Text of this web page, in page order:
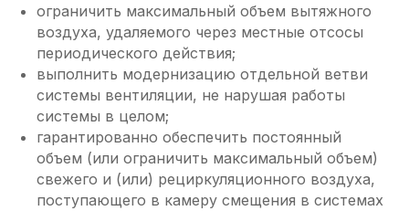
ограничить максимальный объем вытяжного
воздуха, удаляемого через местные отсосы
периодического действия;
выполнить модернизацию отдельной ветви
системы вентиляции, не нарушая работы
системы в целом;
гарантированно обеспечить постоянный
объем (или ограничить максимальный объем)
свежего и (или) рециркуляционного воздуха,
поступающего в камеру смещения в системах